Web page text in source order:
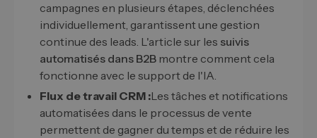
campagnes en plusieurs étapes, déclenchées
individuellement, garantissent une gestion
continue des leads. L'article sur les suivis
automatisés dans B2B montre comment cela
fonctionne avec le support de l'IA.
Flux de travail CRM :Les tâches et notifications
automatisées dans le processus de vente
permettent de gagner du temps et de réduire les